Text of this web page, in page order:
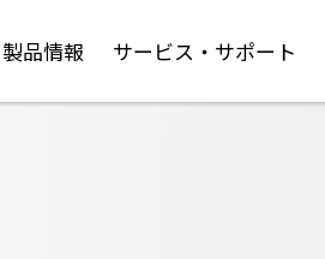
製品情報 サービス・サポート